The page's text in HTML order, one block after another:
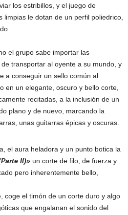
los estribillos, y el juego de
limpias le dotan de un perfil poliedrico,
el grupo sabe importar las
transportar al oyente a su mundo, y
a conseguir un sello común al
en un elegante, oscuro y bello corte,
recitadas, a la inclusión de un
plano y de nuevo, marcando la
unas guitarras épicas y oscuras.
el aura heladora y un punto botica la
II)» un corte de filo, de fuerza y
pero inherentemente bello,
coge el timón de un corte duro y algo
que engalanan el sonido del